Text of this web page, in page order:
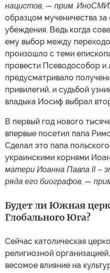
нацистов, — прим. ИноСМИ
образцом мученичества
убеждения. Ведь когда
ему выбор между
произошло с теми
провести Псеводособор и
предусматривало
привилегий, и судьбой
владыка Иосиф выбрал
В первый год нового
впервые посетил папа
Сделал это папа
украинскими корнями
матери Иоанна Павла II –
ряда его биографов, —
Будет ли Южная
Глобального Юга?
Сейчас католическая
религиозной
весомое влияние на